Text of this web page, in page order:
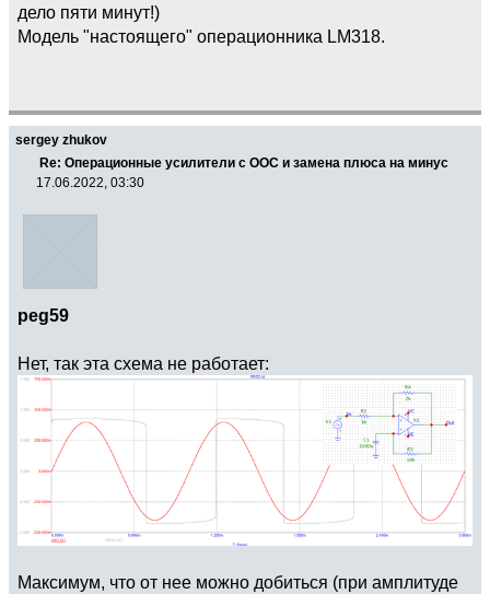
дело пяти минут!)
Модель "настоящего" операционника LM318.
sergey zhukov
Re: Операционные усилители с ООС и замена плюса на минус
17.06.2022, 03:30
peg59
Нет, так эта схема не работает:
Максимум, что от нее можно добиться (при амплитуде